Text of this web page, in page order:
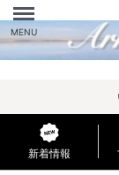
Menu
MENU
新着情報